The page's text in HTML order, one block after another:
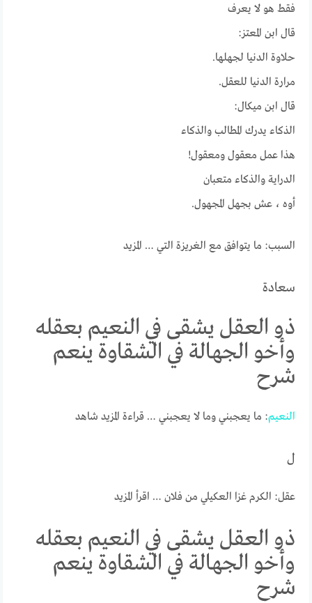
فقط هو لا يعرف
قال ابن المعتز:
حلاوة الدنيا لجهلها.
مرارة الدنيا للعقل.
قال ابن ميكال:
الذكاء يدرك المطالب والذكاء
هذا عمل معقول ومعقول!
الدراية والذكاء متعبان
أوه ، عش بجهل المجهول.
السبب: ما يتوافق مع الغريزة التي … المزيد
سعادة
ذو العقل يشقى في النعيم بعقله
وأخو الجهالة في الشقاوة ينعم
شرح
النعيم: ما يعجبني وما لا يعجبني … قراءة المزيد شاهد
ل
عقل: الكرم غزا العكيلي من فلان … اقرأ المزيد
ذو العقل يشقى في النعيم بعقله
وأخو الجهالة في الشقاوة ينعم
شرح